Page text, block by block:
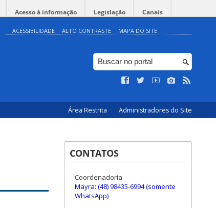
Acesso à informação Legislação Canais
ACESSIBILIDADE ALTO CONTRASTE MAPA DO SITE
Área Restrita Administradores do Site
CONTATOS
Coordenadoria
Mayra: (48) 98435-6994 (somente
WhatsApp)